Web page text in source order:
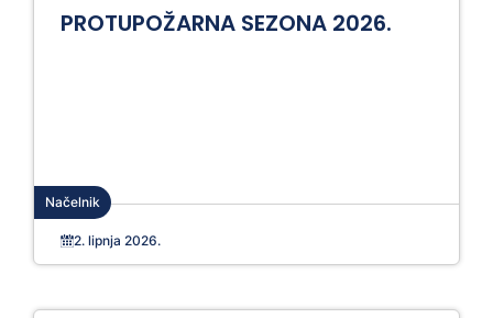
PROTUPOŽARNA SEZONA 2026.
Načelnik
2. lipnja 2026.